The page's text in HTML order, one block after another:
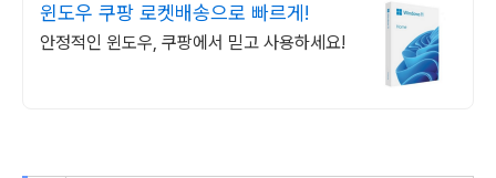
윈도우 쿠팡 로켓배송으로 빠르게!
안정적인 윈도우, 쿠팡에서 믿고 사용하세요!